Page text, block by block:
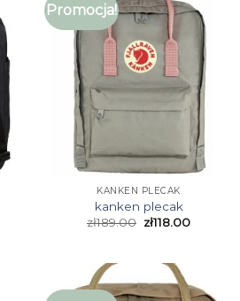
Promocja!
KANKEN PLECAK
kanken plecak
zł189.00 zł118.00